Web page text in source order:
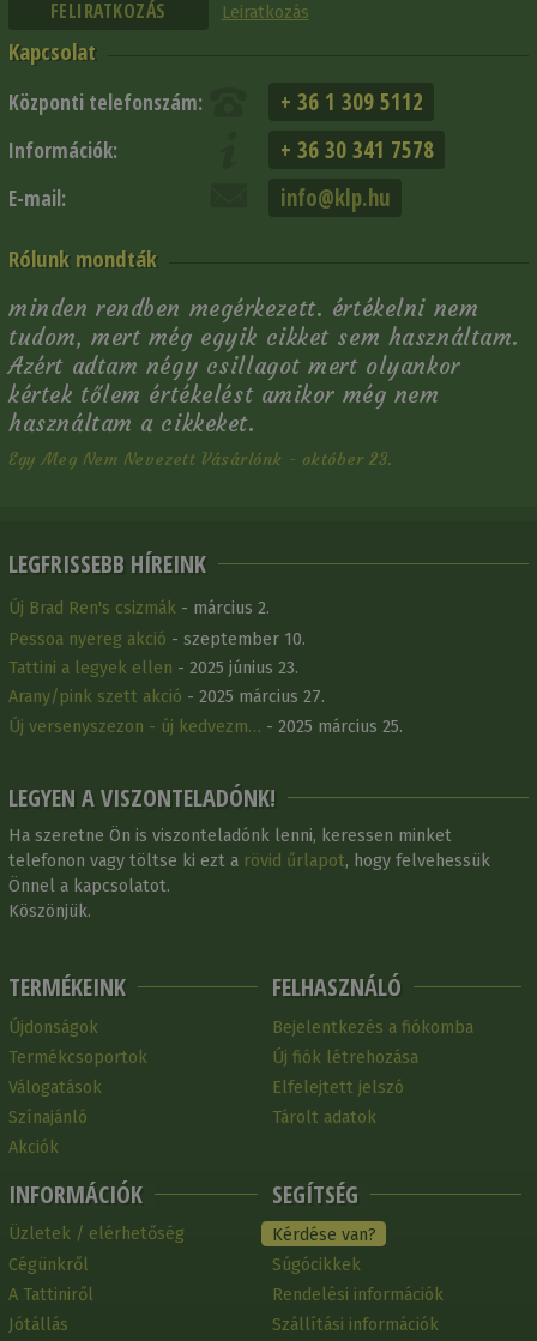
Leiratkozás
Kapcsolat
Központi telefonszám: + 36 1 309 5112
Információk: + 36 30 341 7578
E-mail: info@klp.hu
Rólunk mondták
minden rendben megérkezett. értékelni nem
tudom, mert még egyik cikket sem használtam.
Azért adtam négy csillagot mert olyankor
kértek tőlem értékelést amikor még nem
használtam a cikkeket.
Egy Meg Nem Nevezett Vásárlónk - október 23.
LEGFRISSEBB HÍREINK
Új Brad Ren's csizmák - március 2.
Pessoa nyereg akció - szeptember 10.
Tattini a legyek ellen - 2025 június 23.
Arany/pink szett akció - 2025 március 27.
Új versenyszezon - új kedvezm… - 2025 március 25.
LEGYEN A VISZONTELADÓNK!
Ha szeretne Ön is viszonteladónk lenni, keressen minket
telefonon vagy töltse ki ezt a rövid űrlapot, hogy felvehessük
Önnel a kapcsolatot.
Köszönjük.
TERMÉKEINK
Újdonságok
Termékcsoportok
Válogatások
Színajánló
Akciók
INFORMÁCIÓK
Üzletek / elérhetőség
Cégünkről
A Tattiniről
Jótállás
FELHASZNÁLÓ
Bejelentkezés a fiókomba
Új fiók létrehozása
Elfelejtett jelszó
Tárolt adatok
SEGÍTSÉG
Kérdése van?
Súgócikkek
Rendelési információk
Szállítási információk